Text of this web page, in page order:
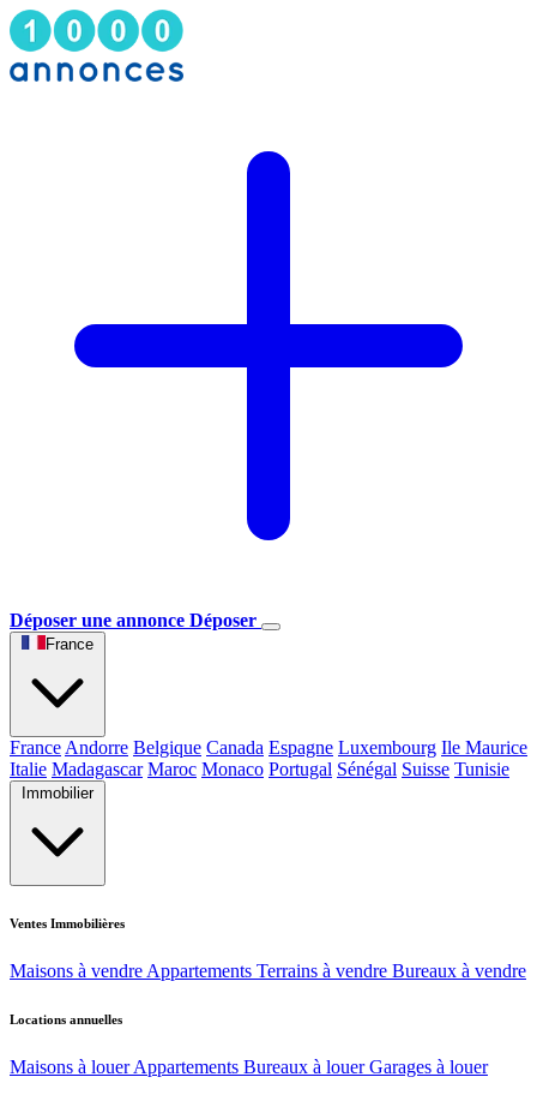
Déposer une annonce Déposer
France
France Andorre Belgique Canada Espagne Luxembourg Ile Maurice
Italie Madagascar Maroc Monaco Portugal Sénégal Suisse Tunisie
Immobilier
Ventes Immobilières
Maisons à vendre Appartements Terrains à vendre Bureaux à vendre
Locations annuelles
Maisons à louer Appartements Bureaux à louer Garages à louer